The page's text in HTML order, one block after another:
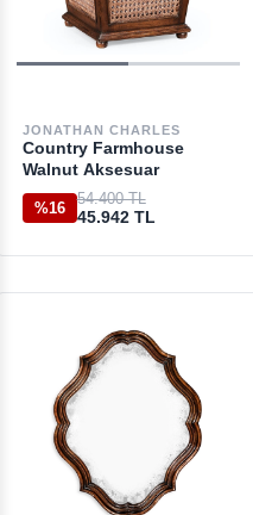
JONATHAN CHARLES
Country Farmhouse
Walnut Aksesuar
%16
54.400 TL
45.942 TL